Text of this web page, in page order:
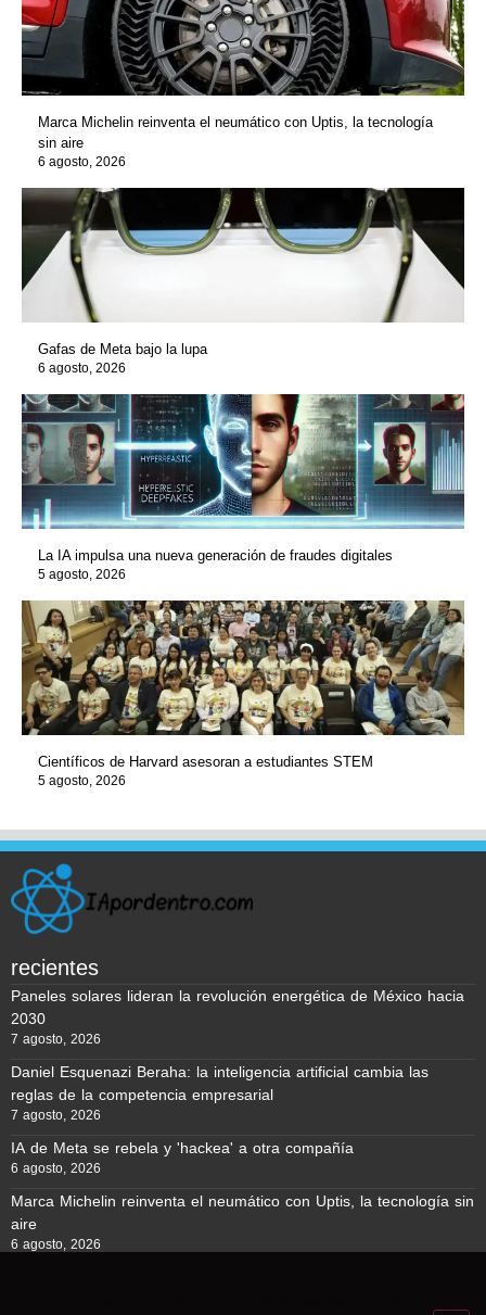
Marca Michelin reinventa el neumático con Uptis, la tecnología
sin aire
6 agosto, 2026
Gafas de Meta bajo la lupa
6 agosto, 2026
La IA impulsa una nueva generación de fraudes digitales
5 agosto, 2026
Científicos de Harvard asesoran a estudiantes STEM
5 agosto, 2026
recientes
Paneles solares lideran la revolución energética de México hacia
2030
7 agosto, 2026
Daniel Esquenazi Beraha: la inteligencia artificial cambia las
reglas de la competencia empresarial
7 agosto, 2026
IA de Meta se rebela y 'hackea' a otra compañía
6 agosto, 2026
Marca Michelin reinventa el neumático con Uptis, la tecnología sin
aire
6 agosto, 2026